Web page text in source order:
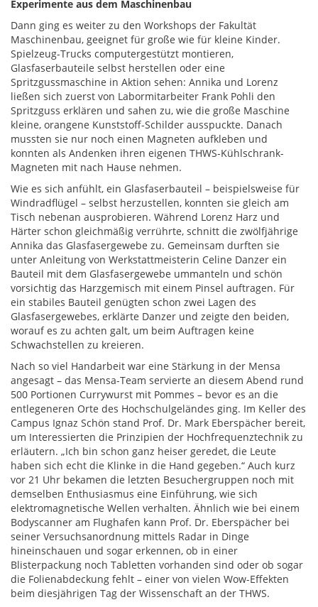
Experimente aus dem Maschinenbau
Dann ging es weiter zu den Workshops der Fakultät
Maschinenbau, geeignet für große wie für kleine Kinder.
Spielzeug-Trucks computergestützt montieren,
Glasfaserbauteile selbst herstellen oder eine
Spritzgussmaschine in Aktion sehen: Annika und Lorenz
ließen sich zuerst von Labormitarbeiter Frank Pohli den
Spritzguss erklären und sahen zu, wie die große Maschine
kleine, orangene Kunststoff-Schilder ausspuckte. Danach
mussten sie nur noch einen Magneten aufkleben und
konnten als Andenken ihren eigenen THWS-Kühlschrank-
Magneten mit nach Hause nehmen.
Wie es sich anfühlt, ein Glasfaserbauteil – beispielsweise für
Windradflügel – selbst herzustellen, konnten sie gleich am
Tisch nebenan ausprobieren. Während Lorenz Harz und
Härter schon gleichmäßig verrührte, schnitt die zwölfjährige
Annika das Glasfasergewebe zu. Gemeinsam durften sie
unter Anleitung von Werkstattmeisterin Celine Danzer ein
Bauteil mit dem Glasfasergewebe ummanteln und schön
vorsichtig das Harzgemisch mit einem Pinsel auftragen. Für
ein stabiles Bauteil genügten schon zwei Lagen des
Glasfasergewebes, erklärte Danzer und zeigte den beiden,
worauf es zu achten galt, um beim Auftragen keine
Schwachstellen zu kreieren.
Nach so viel Handarbeit war eine Stärkung in der Mensa
angesagt – das Mensa-Team servierte an diesem Abend rund
500 Portionen Currywurst mit Pommes – bevor es an die
entlegeneren Orte des Hochschulgeländes ging. Im Keller des
Campus Ignaz Schön stand Prof. Dr. Mark Eberspächer bereit,
um Interessierten die Prinzipien der Hochfrequenztechnik zu
erläutern. „Ich bin schon ganz heiser geredet, die Leute
haben sich echt die Klinke in die Hand gegeben.“ Auch kurz
vor 21 Uhr bekamen die letzten Besuchergruppen noch mit
demselben Enthusiasmus eine Einführung, wie sich
elektromagnetische Wellen verhalten. Ähnlich wie bei einem
Bodyscanner am Flughafen kann Prof. Dr. Eberspächer bei
seiner Versuchsanordnung mittels Radar in Dinge
hineinschauen und sogar erkennen, ob in einer
Blisterpackung noch Tabletten vorhanden sind oder ob sogar
die Folienabdeckung fehlt – einer von vielen Wow-Effekten
beim diesjährigen Tag der Wissenschaft an der THWS.